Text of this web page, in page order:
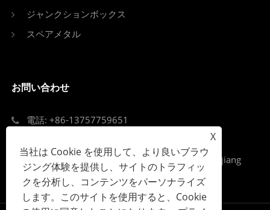
ジャンクションボックス
スペアメタル
お問い合わせ
電話: +86-13757759651
Add: ルーキアオストリート、オウハイ地区、Zejiang
省、Wenzhou市
X
当社は Cookie を使用して、より良いブラウ
ジング体験を提供し、サイトのトラフィッ
クを分析し、コンテンツをパーソナライズ
します。このサイトを使用すると、Cookie